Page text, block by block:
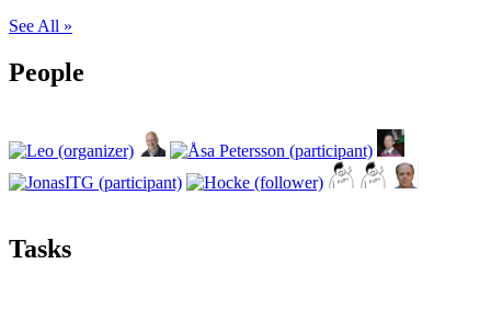
See All »
People
Tasks